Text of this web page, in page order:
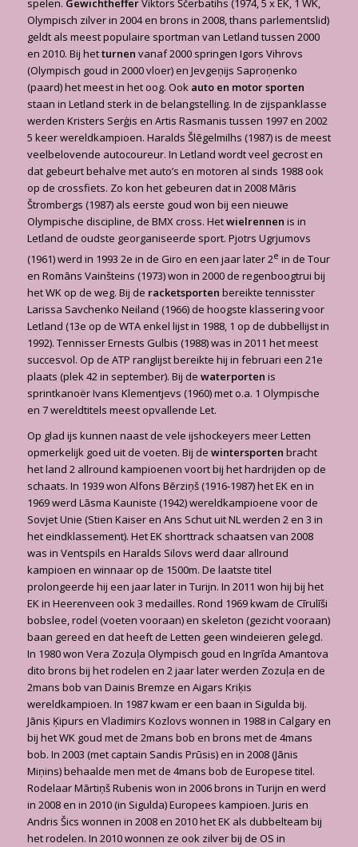
spelen. GewichthefferViktors Ščerbatihs (1974, 5 x EK, 1 WK,
Olympisch zilver in 2004 en brons in 2008, thans parlementslid)
geldt als meest populaire sportman van Letland tussen 2000
en 2010. Bij hetturnen vanaf 2000 springen Igors Vihrovs
(Olympisch goud in 2000 vloer) en Jevgeņijs Saproņenko
(paard) het meest in het oog. Ook auto en motor sporten
staan in Letland sterk in de belangstelling. In de zijspanklasse
werden Kristers Serģis en Artis Rasmanis tussen 1997 en 2002
5 keer wereldkampioen. Haralds Šlēgelmilhs (1987) is de meest
veelbelovende autocoureur. In Letland wordt veel gecrost en
dat gebeurt behalve met auto’s en motoren al sinds 1988 ook
op de crossfiets. Zo kon het gebeuren dat in 2008 Māris
Štrombergs (1987) als eerste goud won bij een nieuwe
Olympische discipline, de BMX cross. Hetwielrennen is in
Letland de oudste georganiseerde sport. Pjotrs Ugrjumovs
(1961) werd in 1993 2e in de Giro en een jaar later 2e in de Tour
en Romāns Vainšteins (1973) won in 2000 de regenboogtrui bij
het WK op de weg. Bij de racketsporten bereikte tennisster
Larissa Savchenko Neiland (1966) de hoogste klassering voor
Letland (13e op de WTA enkel lijst in 1988, 1 op de dubbellijst in
1992). Tennisser Ernests Gulbis (1988) was in 2011 het meest
succesvol. Op de ATP ranglijst bereikte hij in februari een 21e
plaats (plek 42 in september). Bij de waterporten is
sprintkanoër Ivans Klementjevs (1960) met o.a. 1 Olympische
en 7 wereldtitels meest opvallende Let.
Op glad ijs kunnen naast de vele ijshockeyers meer Letten
opmerkelijk goed uit de voeten. Bij de wintersporten bracht
het land 2 allround kampioenen voort bij het hardrijden op de
schaats. In 1939 won Alfons Bērziņš (1916-1987) het EK en in
1969 werd Lāsma Kauniste (1942) wereldkampioene voor de
Sovjet Unie (Stien Kaiser en Ans Schut uit NL werden 2 en 3 in
het eindklassement). Het EK shorttrack schaatsen van 2008
was in Ventspils en Haralds Silovs werd daar allround
kampioen en winnaar op de 1500m. De laatste titel
prolongeerde hij een jaar later in Turijn. In 2011 won hij bij het
EK in Heerenveen ook 3 medailles. Rond 1969 kwam de Cīrulīši
bobslee, rodel (voeten vooraan) en skeleton (gezicht vooraan)
baan gereed en dat heeft de Letten geen windeieren gelegd.
In 1980 won Vera Zozuļa Olympisch goud en Ingrīda Amantova
dito brons bij het rodelen en 2 jaar later werden Zozuļa en de
2mans bob van Dainis Bremze en Aigars Kriķis
wereldkampioen. In 1987 kwam er een baan in Sigulda bij.
Jānis Ķipurs en Vladimirs Kozlovs wonnen in 1988 in Calgary en
bij het WK goud met de 2mans bob en brons met de 4mans
bob. In 2003 (met captain Sandis Prūsis) en in 2008 (Jānis
Miņins) behaalde men met de 4mans bob de Europese titel.
Rodelaar Mārtiņš Rubenis won in 2006 brons in Turijn en werd
in 2008 en in 2010 (in Sigulda) Europees kampioen. Juris en
Andris Šics wonnen in 2008 en 2010 het EK als dubbelteam bij
het rodelen. In 2010 wonnen ze ook zilver bij de OS in